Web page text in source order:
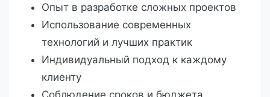
Опыт в разработке сложных проектов
Использование современных
технологий и лучших практик
Индивидуальный подход к каждому
клиенту
Соблюдение сроков и бюджета